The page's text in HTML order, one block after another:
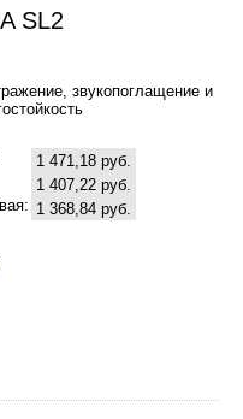
SL2
звукопоглащение и
1 471,18 руб.
1 407,22 руб.
1 368,84 руб.